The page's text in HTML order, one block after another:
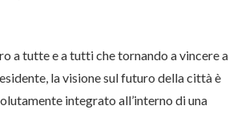
a tutte e a tutti che tornando a vincere a
la visione sul futuro della città è
integrato all’interno di una